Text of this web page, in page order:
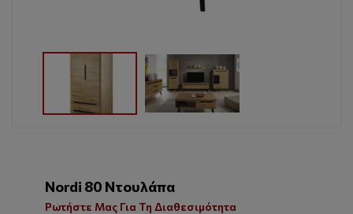
Nordi 80 Ντουλάπα
Ρωτήστε Μας Για Τη Διαθεσιμότητα